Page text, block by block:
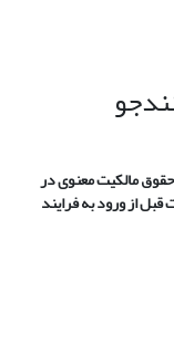
مالکیت معنوی در
از ورود به فرایند